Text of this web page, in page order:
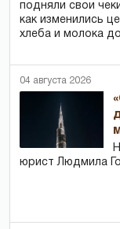
подняли свои
как изменились
хлеба и молока
04 августа 2026
юрист Людмила